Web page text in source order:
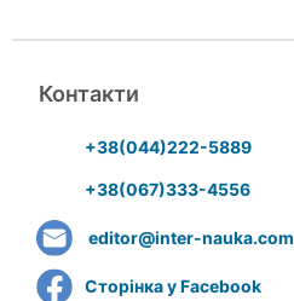
Контакти
+38(044)222-5889
+38(067)333-4556
editor@inter-nauka.com
Сторінка у Facebook